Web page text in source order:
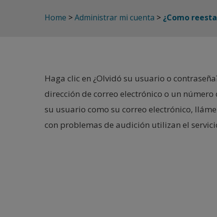
Home >Administrar mi cuenta > ¿Como
Haga clic en ¿Olvidó su usuario o
dirección de correo electrónico o un
su usuario como su correo electrónico,
con problemas de audición utilizan el